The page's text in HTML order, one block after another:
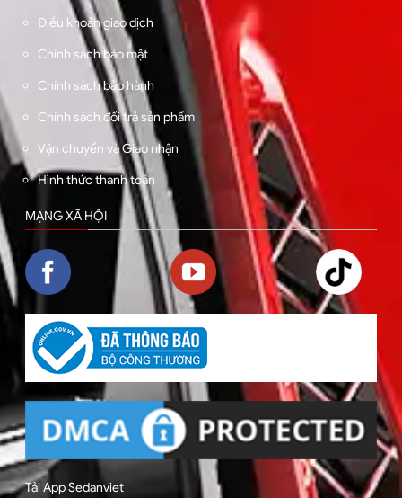
Điều khoản giao dịch
Chính sách bảo mật
Chính sách bảo hành
Chính sách đổi trả sản phẩm
Vận chuyển và Giao nhận
Hình thức thanh toán
MẠNG XÃ HỘI
Tải App Sedanviet